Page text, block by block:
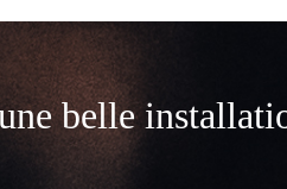
belle